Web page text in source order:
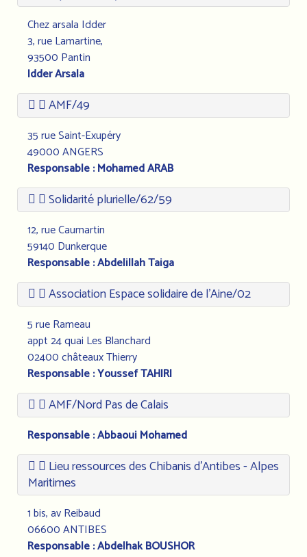
Chez arsala Idder
3, rue Lamartine,
93500 Pantin
Idder Arsala
AMF/49
35 rue Saint-Exupéry
49000 ANGERS
Responsable : Mohamed ARAB
Solidarité plurielle/62/59
12, rue Caumartin
59140 Dunkerque
Responsable : Abdelillah Taiga
Association Espace solidaire de l’Aine/02
5 rue Rameau
appt 24 quai Les Blanchard
02400 châteaux Thierry
Responsable : Youssef TAHIRI
AMF/Nord Pas de Calais
Responsable : Abbaoui Mohamed
Lieu ressources des Chibanis d’Antibes - Alpes
Maritimes
1 bis, av Reibaud
06600 ANTIBES
Responsable : Abdelhak BOUSHOR